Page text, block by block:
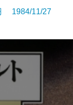
1984/11/27